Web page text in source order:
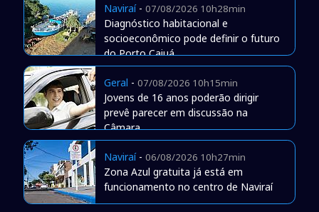
Naviraí- 07/08/2026 10h28min
Diagnóstico habitacional e
socioeconômico pode definir o futuro
do Porto Caiuá
Geral - 07/08/2026 10h15min
Jovens de 16 anos poderão dirigir
prevê parecer em discussão na
Câmara
Naviraí- 06/08/2026 10h27min
Zona Azul gratuita já está em
funcionamento no centro de Naviraí